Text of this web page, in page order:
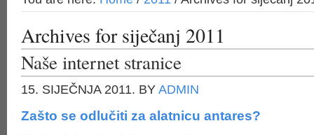
Archives for siječanj 2011
Naše internet stranice
15. SIJEČNJA 2011. BY ADMIN
Zašto se odlučiti za alatnicu antares?